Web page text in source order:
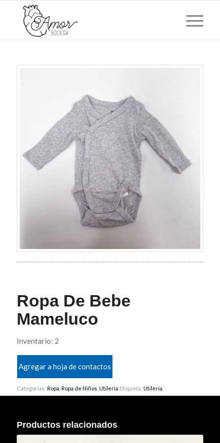
Ropa De Bebe
Mameluco
Inventario: 2
Agregar a hoja de contactos
Categorías: Ropa Ropa de Niños Utilería Etiqueta: Utilería
Productos relacionados